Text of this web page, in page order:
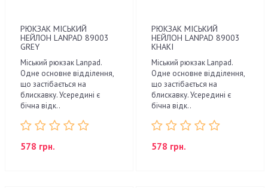
РЮКЗАК МІСЬКИЙ
НЕЙЛОН LANPAD 89003
GREY
Міський рюкзак Lanpad.
Одне основне відділення,
що застібається на
блискавку. Усередині є
бічна відк..
578 грн.
РЮКЗАК МІСЬКИЙ
НЕЙЛОН LANPAD 89003
KHAKI
Міський рюкзак Lanpad.
Одне основне відділення,
що застібається на
блискавку. Усередині є
бічна відк..
578 грн.